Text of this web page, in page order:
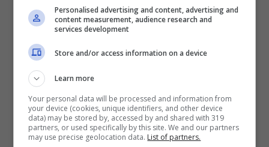
Pantaloni
I pantaloni del tight sono di lana e devono
essere obbligatoriamente di colore grigio
oppure gessati grigio e bianco. Essi
devono essere di taglio classico, senza
risvolto sul fondo. Come per smoking e
frac, non ci sono i passanti, poiché anche il
Personalised advertising and content, advertising and
content measurement, audience research and
services development
Store and/or access information on a device
Learn more
Your personal data will be processed and information from
your device (cookies, unique identifiers, and other device
data) may be stored by, accessed by and shared with 319
partners, or used specifically by this site. We and our partners
may use precise geolocation data. List of partners.